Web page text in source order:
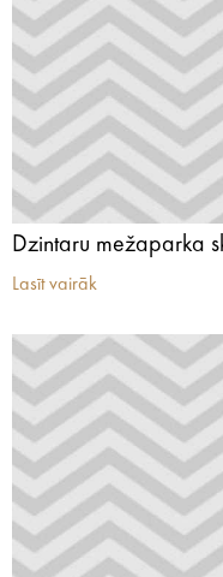
Dzintaru mežaparka
Lasīt vairāk